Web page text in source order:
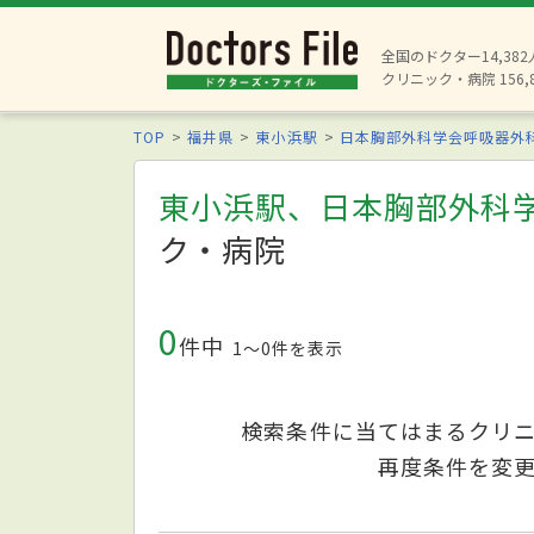
全国のドクター14,382
クリニック・病院
TOP 福井県 東小浜駅 日本胸部外科学会呼吸器外
東小浜駅、日本胸部外科
ク・病院
0件中 1〜0件を表示
検索条件に当てはまるクリ
再度条件を変